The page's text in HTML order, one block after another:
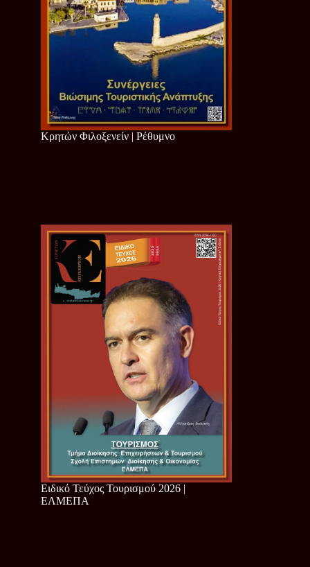
Κρητών Φιλοξενείν | Ρέθυμνο
Ειδικό Τεύχος Τουρισμού 2026 |
ΕΛΜΕΠΑ